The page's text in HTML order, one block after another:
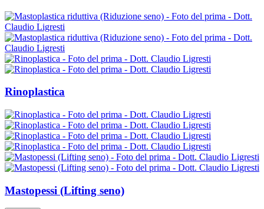
Rinoplastica
Mastopessi (Lifting seno)